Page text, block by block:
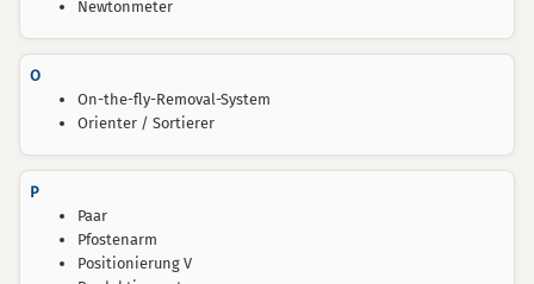
Newtonmeter
O
On-the-fly-Removal-System
Orienter / Sortierer
P
Paar
Pfostenarm
Positionierung V